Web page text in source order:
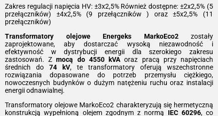
Zakres regulacji napięcia HV: ±3x2,5% Również dostępne: ±2x2,5% (5
przełączników) ±4x2,5% (9 przełączników ) oraz ±5x2,5% (11
przełączników)
Transformatory olejowe Energeks MarkoEco2zostały
zaprojektowane, aby dostarczać wysoką niezawodność i
efektywność w dystrybucji energii dla szerokiego zakresu
zastosowań. Zmocą do 4550 kVA oraz pracą przy napięciach
średnich do 74 kV, te transformatory oferują wszechstronne
rozwiązania dopasowane do potrzeb przemysłu ciężkiego,
nowoczesnych budynków o dużym natężeniu ruchu oraz instalacji
energii odnawialnej.
Transformatory olejowe MarkoEco2 charakteryzują się hermetyczną
konstrukcją wypełnioną olejem zgodnym z normą IEC 60296, co